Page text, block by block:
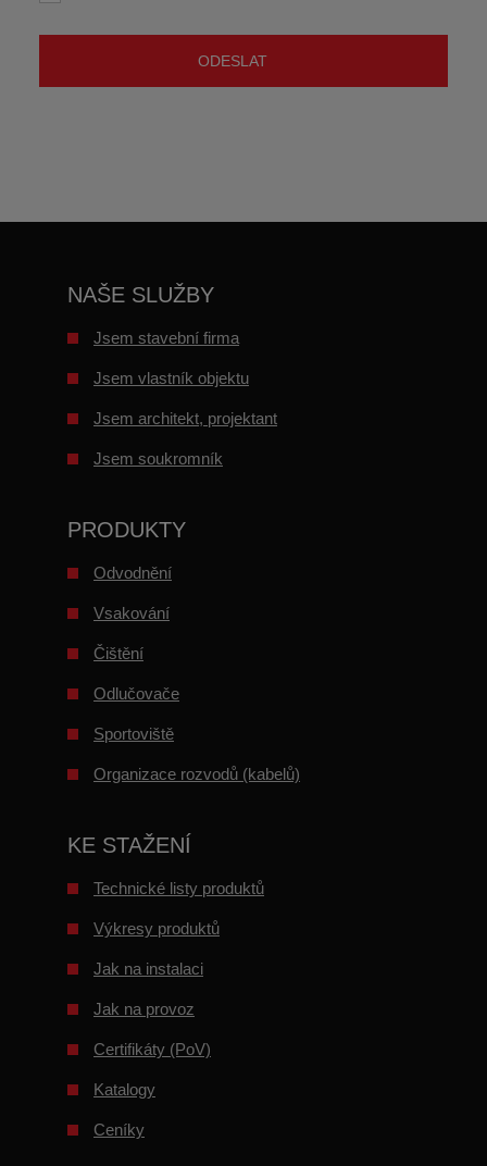
ODESLAT
NAŠE SLUŽBY
Jsem stavební firma
Jsem vlastník objektu
Jsem architekt, projektant
Jsem soukromník
PRODUKTY
Odvodnění
Vsakování
Čištění
Odlučovače
Sportoviště
Organizace rozvodů (kabelů)
KE STAŽENÍ
Technické listy produktů
Výkresy produktů
Jak na instalaci
Jak na provoz
Certifikáty (PoV)
Katalogy
Ceníky